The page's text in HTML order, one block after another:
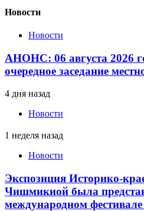
Новости
Новости
АНОНС: 06 августа 2026
очередное заседание
4 дня назад
Новости
1 неделя назад
Новости
Экспозиция Историко-
Чишмикиой была
международном